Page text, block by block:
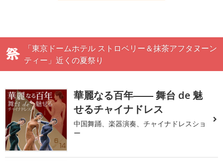
「東京ドームホテル ストロベリー＆抹茶アフタヌーン
ティー」近くの夏祭り
華麗なる百年―― 舞台 de 魅
せるチャイナドレス
中国舞踊、楽器演奏、チャイナドレスショ
ー